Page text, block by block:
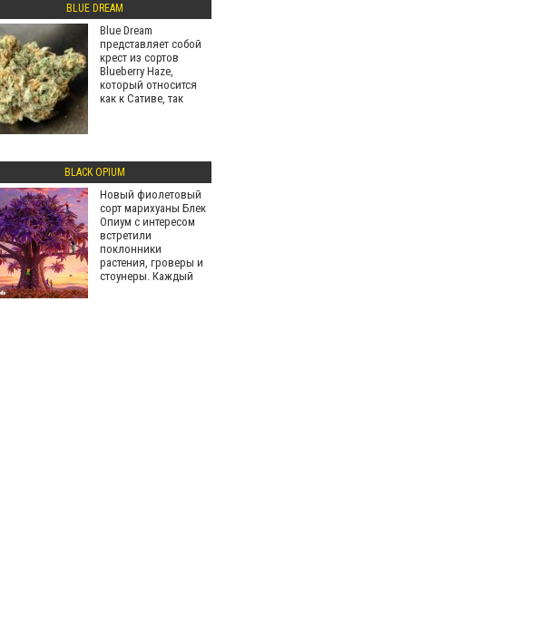
BLUE DREAM
Blue Dream
представляет собой
крест из сортов
Blueberry Haze,
который относится
как к Сативе, так
BLACK OPIUM
Новый фиолетовый
сорт марихуаны Блек
Опиум с интересом
встретили
поклонники
растения, гроверы и
стоунеры. Каждый